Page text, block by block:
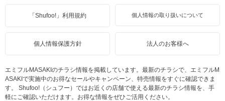
「Shufoo!」利用規約 個人情報の取り扱いについて
個人情報保護方針 法人のお客様へ
エミフルMASAKIのチラシ情報を掲載しています。最新のチラシで、エミフルM
ASAKIで実施中のお得なセールやキャンペーン、特売情報をすぐに確認できま
す。 Shufoo!（シュフー）ではお近くの店舗で使える最新のチラシ情報を、手
軽にご確認いただけます。お得な情報をぜひご活用ください。